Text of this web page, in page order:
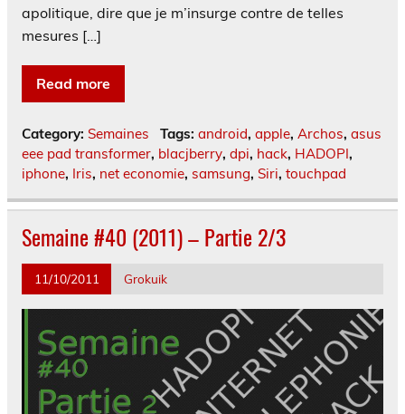
apolitique, dire que je m’insurge contre de telles
mesures […]
Read more
Category: Semaines Tags: android, apple, Archos, asus
eee pad transformer, blacjberry, dpi, hack, HADOPI,
iphone, Iris, net economie, samsung, Siri, touchpad
Semaine #40 (2011) – Partie 2/3
11/10/2011 Grokuik